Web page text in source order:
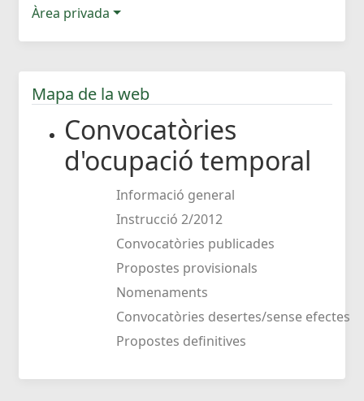
Àrea privada
Mapa de la web
Convocatòries
d'ocupació temporal
Informació general
Instrucció 2/2012
Convocatòries publicades
Propostes provisionals
Nomenaments
Convocatòries desertes/sense efectes
Propostes definitives